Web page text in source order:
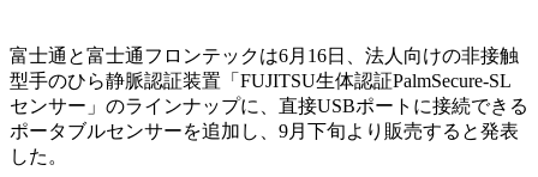
富士通と富士通フロンテックは6月16日、法人向けの非接触
型手のひら静脈認証装置「FUJITSU生体認証PalmSecure-SL
センサー」のラインナップに、直接USBポートに接続できる
ポータブルセンサーを追加し、9月下旬より販売すると発表
した。